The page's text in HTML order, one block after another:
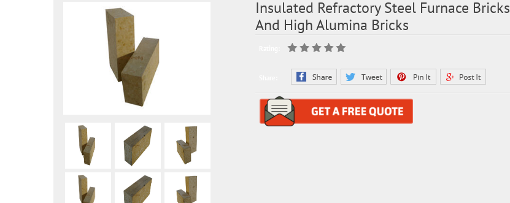
Insulated Refractory Steel Furnace Bricks
And High Alumina Bricks